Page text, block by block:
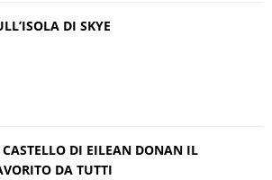
DI SKYE
DI EILEAN DONAN IL
DA TUTTI